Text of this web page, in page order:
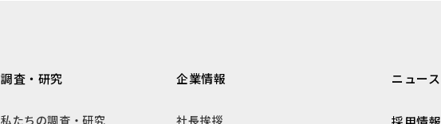
調査・研究
私たちの調査・研究
企業情報
社長挨拶
ニュース